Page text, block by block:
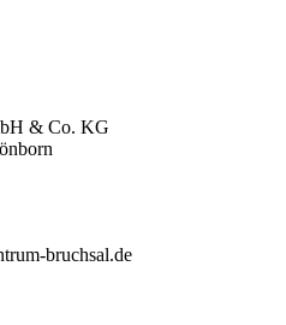
& Co. KG
bruchsal.de